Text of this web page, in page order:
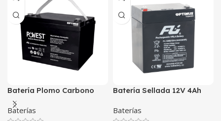
Batería Plomo Carbono
POWEST 12V 100Ah | AGM
VRLA Ciclo Profundo |
Baterías
Batería Sellada 12V 4Ah
Battery | Para UPS y
Baterías